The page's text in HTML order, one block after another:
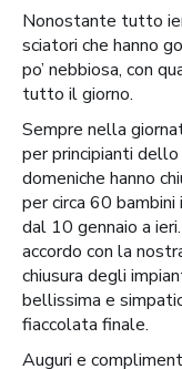
Nonostante tutto
sciatori che hanno
po’ nebbiosa, con
tutto il giorno.
Sempre nella
per principianti
domeniche hanno
per circa 60
dal 10 gennaio a
accordo con la
chiusura degli
bellissima e
fiaccolata finale.
Auguri e